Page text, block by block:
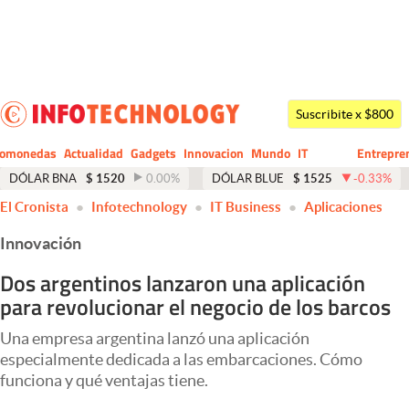
Dólar
Economía y Política
Finanzas y Mercados
Mercados Online
Negocios
Columnistas
Otras secciones
Apertura
Suscribite x $800
Actualidad Gadgets Innovacion Mundo
CIO
IT
Business
DÓLAR BNA $ 1520 0.00% DÓLAR BLUE $ 1525 -0.33%
El Cronista Infotechnology IT Business Aplicaciones
Innovación
Dos argentinos lanzaron una aplicación
para revolucionar el negocio de los barcos
Una empresa argentina lanzó una aplicación
especialmente dedicada a las embarcaciones. Cómo
funciona y qué ventajas tiene.